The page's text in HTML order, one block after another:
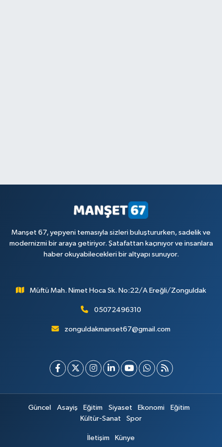
Manşet 67, yepyeni temasıyla sizleri buluştururken, sadelik ve
modernizmi bir araya getiriyor. Şatafattan kaçınıyor ve insanlara
haber okuyabilecekleri bir altyapı sunuyor.
Müftü Mah. Nimet Hoca Sk. No:22/A Ereğli/Zonguldak
05072496310
zonguldakmanset67@gmail.com
Güncel Asayiş Eğitim Siyaset Ekonomi
Eğitim
Kültür-Sanat
Spor
İletişim Künye